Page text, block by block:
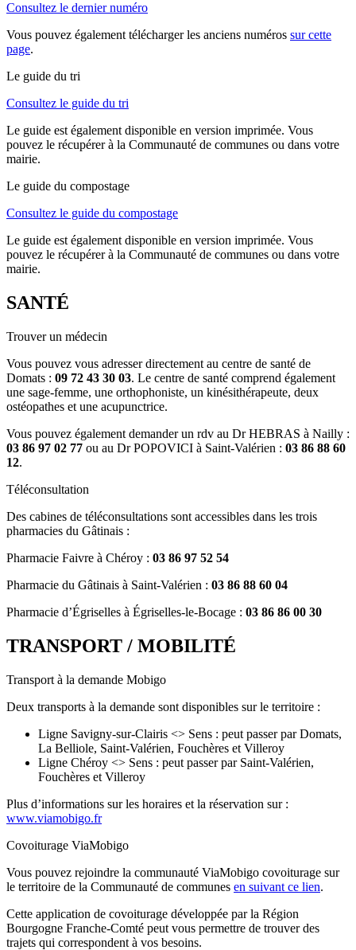
Consultez le dernier numéro
Vous pouvez également télécharger les anciens numéros sur cette
page.
Le guide du tri
Consultez le guide du tri
Le guide est également disponible en version imprimée. Vous
pouvez le récupérer à la Communauté de communes ou dans votre
mairie.
Le guide du compostage
Consultez le guide du compostage
Le guide est également disponible en version imprimée. Vous
pouvez le récupérer à la Communauté de communes ou dans votre
mairie.
SANTÉ
Trouver un médecin
Vous pouvez vous adresser directement au centre de santé de
Domats : 09 72 43 30 03. Le centre de santé comprend également
une sage-femme, une orthophoniste, un kinésithérapeute, deux
ostéopathes et une acupunctrice.
Vous pouvez également demander un rdv au Dr HEBRAS à Nailly :
03 86 97 02 77 ou au Dr POPOVICI à Saint-Valérien : 03 86 88 60
12.
Téléconsultation
Des cabines de téléconsultations sont accessibles dans les trois
pharmacies du Gâtinais :
Pharmacie Faivre à Chéroy : 03 86 97 52 54
Pharmacie du Gâtinais à Saint-Valérien : 03 86 88 60 04
Pharmacie d’Égriselles à Égriselles-le-Bocage : 03 86 86 00 30
TRANSPORT / MOBILITÉ
Transport à la demande Mobigo
Deux transports à la demande sont disponibles sur le territoire :
Ligne Savigny-sur-Clairis <> Sens : peut passer par Domats,
La Belliole, Saint-Valérien, Fouchères et Villeroy
Ligne Chéroy <> Sens : peut passer par Saint-Valérien,
Fouchères et Villeroy
Plus d’informations sur les horaires et la réservation sur :
www.viamobigo.fr
Covoiturage ViaMobigo
Vous pouvez rejoindre la communauté ViaMobigo covoiturage sur
le territoire de la Communauté de communes en suivant ce lien.
Cette application de covoiturage développée par la Région
Bourgogne Franche-Comté peut vous permettre de trouver des
trajets qui correspondent à vos besoins.